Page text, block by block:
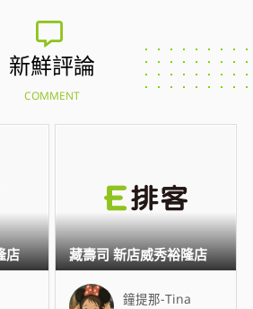
新鮮評論
COMMENT
店
鐘提那-Tina
藏壽司 新店威秀裕隆店